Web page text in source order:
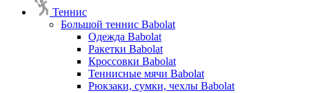
Теннис
Большой теннис Babolat
Одежда Babolat
Ракетки Babolat
Кроссовки Babolat
Теннисные мячи Babolat
Рюкзаки, сумки, чехлы Babolat